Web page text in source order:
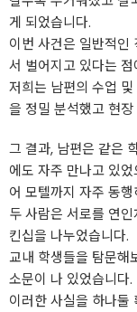
게 되었습니다.
이번 사건은 일반적인
서 벌어지고 있다는
저희는 남편의 수업
을 정밀 분석했고 현
그 결과, 남편은 같은
에도 자주 만나고 있
어 모텔까지 자주 동
두 사람은 서로를 연
킨십을 나누었습니다.
교내 학생들을 탐문해
소문이 나 있었습니다.
이러한 사실을 하나둘